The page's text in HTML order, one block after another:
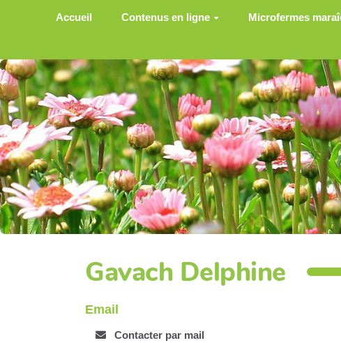
Aller au contenu principal
Accueil Contenus en ligne Microfermes
Gavach Delphine
Email
Contacter par mail